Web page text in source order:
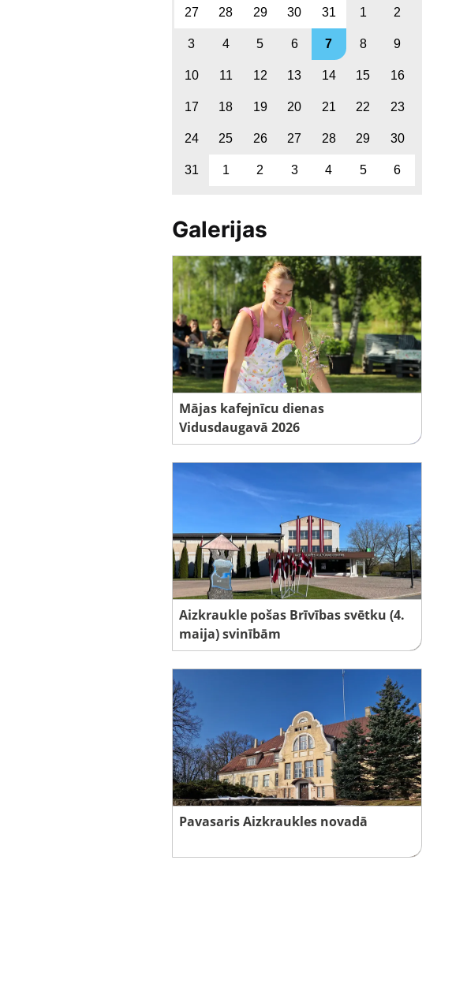
27 28 29 30 31 1 2
3 4 5 6 7 8 9
10 11 12 13 14 15 16
17 18 19 20 21 22 23
24 25 26 27 28 29 30
31 1 2 3 4 5 6
Galerijas
Mājas kafejnīcu dienas
Vidusdaugavā 2026
Aizkraukle pošas Brīvības svētku (4.
maija) svinībām
Pavasaris Aizkraukles novadā